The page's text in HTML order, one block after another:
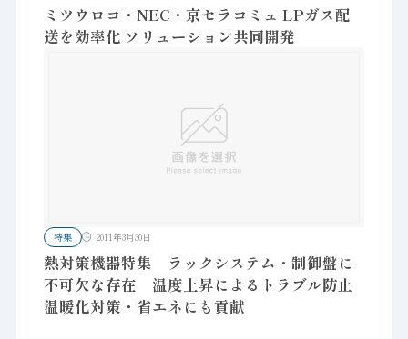
ミツウロコ・NEC・京セラコミュ LPガス配
送を効率化 ソリューション共同開発
特集 2011年3月30日
熱対策機器特集 ラックシステム・制御盤に
不可欠な存在 温度上昇によるトラブル防止
温暖化対策・省エネにも貢献